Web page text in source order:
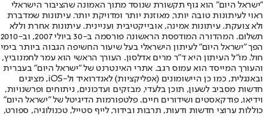
"ישראל היום" הוא גוף תקשורת שנוסד מתוך האמונה שהציבור הישראלי
ראוי לעיתונות טובה יותר, מאוזנת יותר ומדויקת יותר. עיתונות שמדברת
ולא צועקת. עיתונות אמינה, אובייקטיבית ועניינית. עיתונות אחרת וללא
תשלום. המהדורה המודפסת הראשונה פורסמה ב-30 ביולי 2007, וב-2010
הפך "ישראל היום" לעיתון הישראלי בעל שיעור החשיפה הגבוה ביותר בימי
חול. מו"ל העיתון היא ד"ר מרים אדלסון. העורך הראשי הוא עמר לחמנוביץ,
והעורך המייסד הוא עמוס רגב. אתרי האינטרנט של "ישראל היום" בעברית
ובאנגלית, כמו כן היישומונים (אפליקציות) לאנדרואיד ול-iOS, מציגים
חדשות מסביב לשעון, תוכן בלעדי, מבזקים ועדכונים, ניתוחים ופרשנויות,
וידיאו, פודקאסטים ושידורים חיים. פלטפורמות הדיגיטל של "ישראל היום"
כוללות ערוצי חדשות ודעות, תרבות ובידור, לייף סטייל, טכנולוגיה, ספורט,